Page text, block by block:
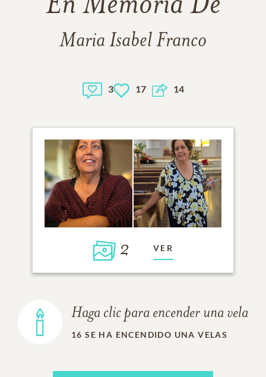
Maria Isabel Franco
3 17 14
2 VER
Haga clic para encender una vela
16 SE HA ENCENDIDO UNA VELAS